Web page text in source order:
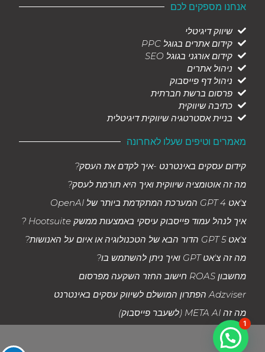
אנחנו מספקים לכם
שיווק דיגיטלי
קידום אתרים בגוגל PPC
קידום אורגני בגוגל SEO
ניהול אתרים
ניהול דף פייסבוק
פרסום ברשת חברתית
כתיבה שיווקית
בניית אסטרטגיה שיווקית דיגיטלית
מאמרים וטיפים שעלו לאחרונה
קידום עסקים באינטרנט -איך לקדם את העסק?
מה זה אוטומציה שיווקית ואיך היא תורמת לעסק?
צ'אט GPT 4 המערכת המתקדמת ביותר של OpenAI
איך לנהל עמוד פייסבוק עיסקי באמצעות ממשק Hootsuite ?
צ'אט GPT 5 הדור הבא של הטכנולוגיה או איום על האנושות?
מה זה צ'אט GPT ואיך ניתן להשתמש בו?
מחשבון ROAS חישוב החזר השקעה מפרסום
Adzviser הפתרון המושלם לשיווק עסקים באינטרנט
מה זה META AI (לשעבר פייסבוק)
1